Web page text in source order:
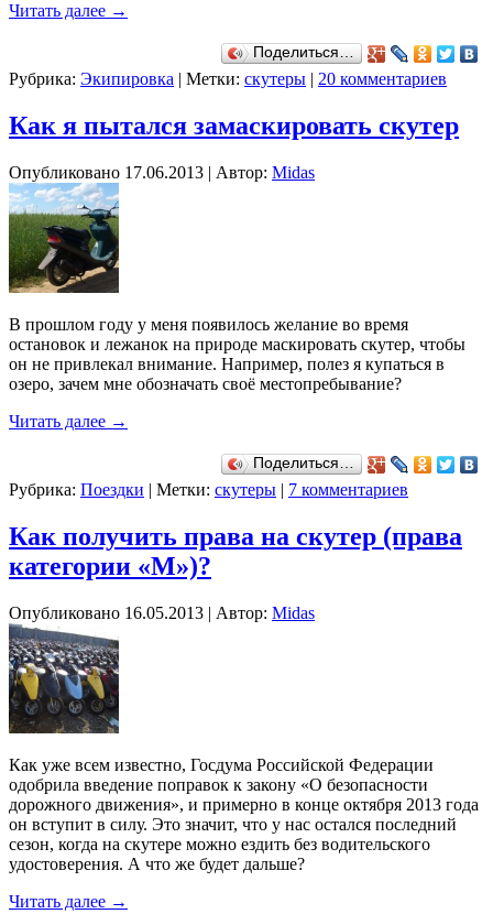
Читать далее →
Поделиться…
Рубрика: Экипировка | Метки: скутеры | 20 комментариев
Как я пытался замаскировать скутер
Опубликовано 17.06.2013 | Автор: Midas
В прошлом году у меня появилось желание во время
остановок и лежанок на природе маскировать скутер, чтобы
он не привлекал внимание. Например, полез я купаться в
озеро, зачем мне обозначать своё местопребывание?
Читать далее →
Поделиться…
Рубрика: Поездки | Метки: скутеры | 7 комментариев
Как получить права на скутер (права
категории «М»)?
Опубликовано 16.05.2013 | Автор: Midas
Как уже всем известно, Госдума Российской Федерации
одобрила введение поправок к закону «О безопасности
дорожного движения», и примерно в конце октября 2013 года
он вступит в силу. Это значит, что у нас остался последний
сезон, когда на скутере можно ездить без водительского
удостоверения. А что же будет дальше?
Читать далее →